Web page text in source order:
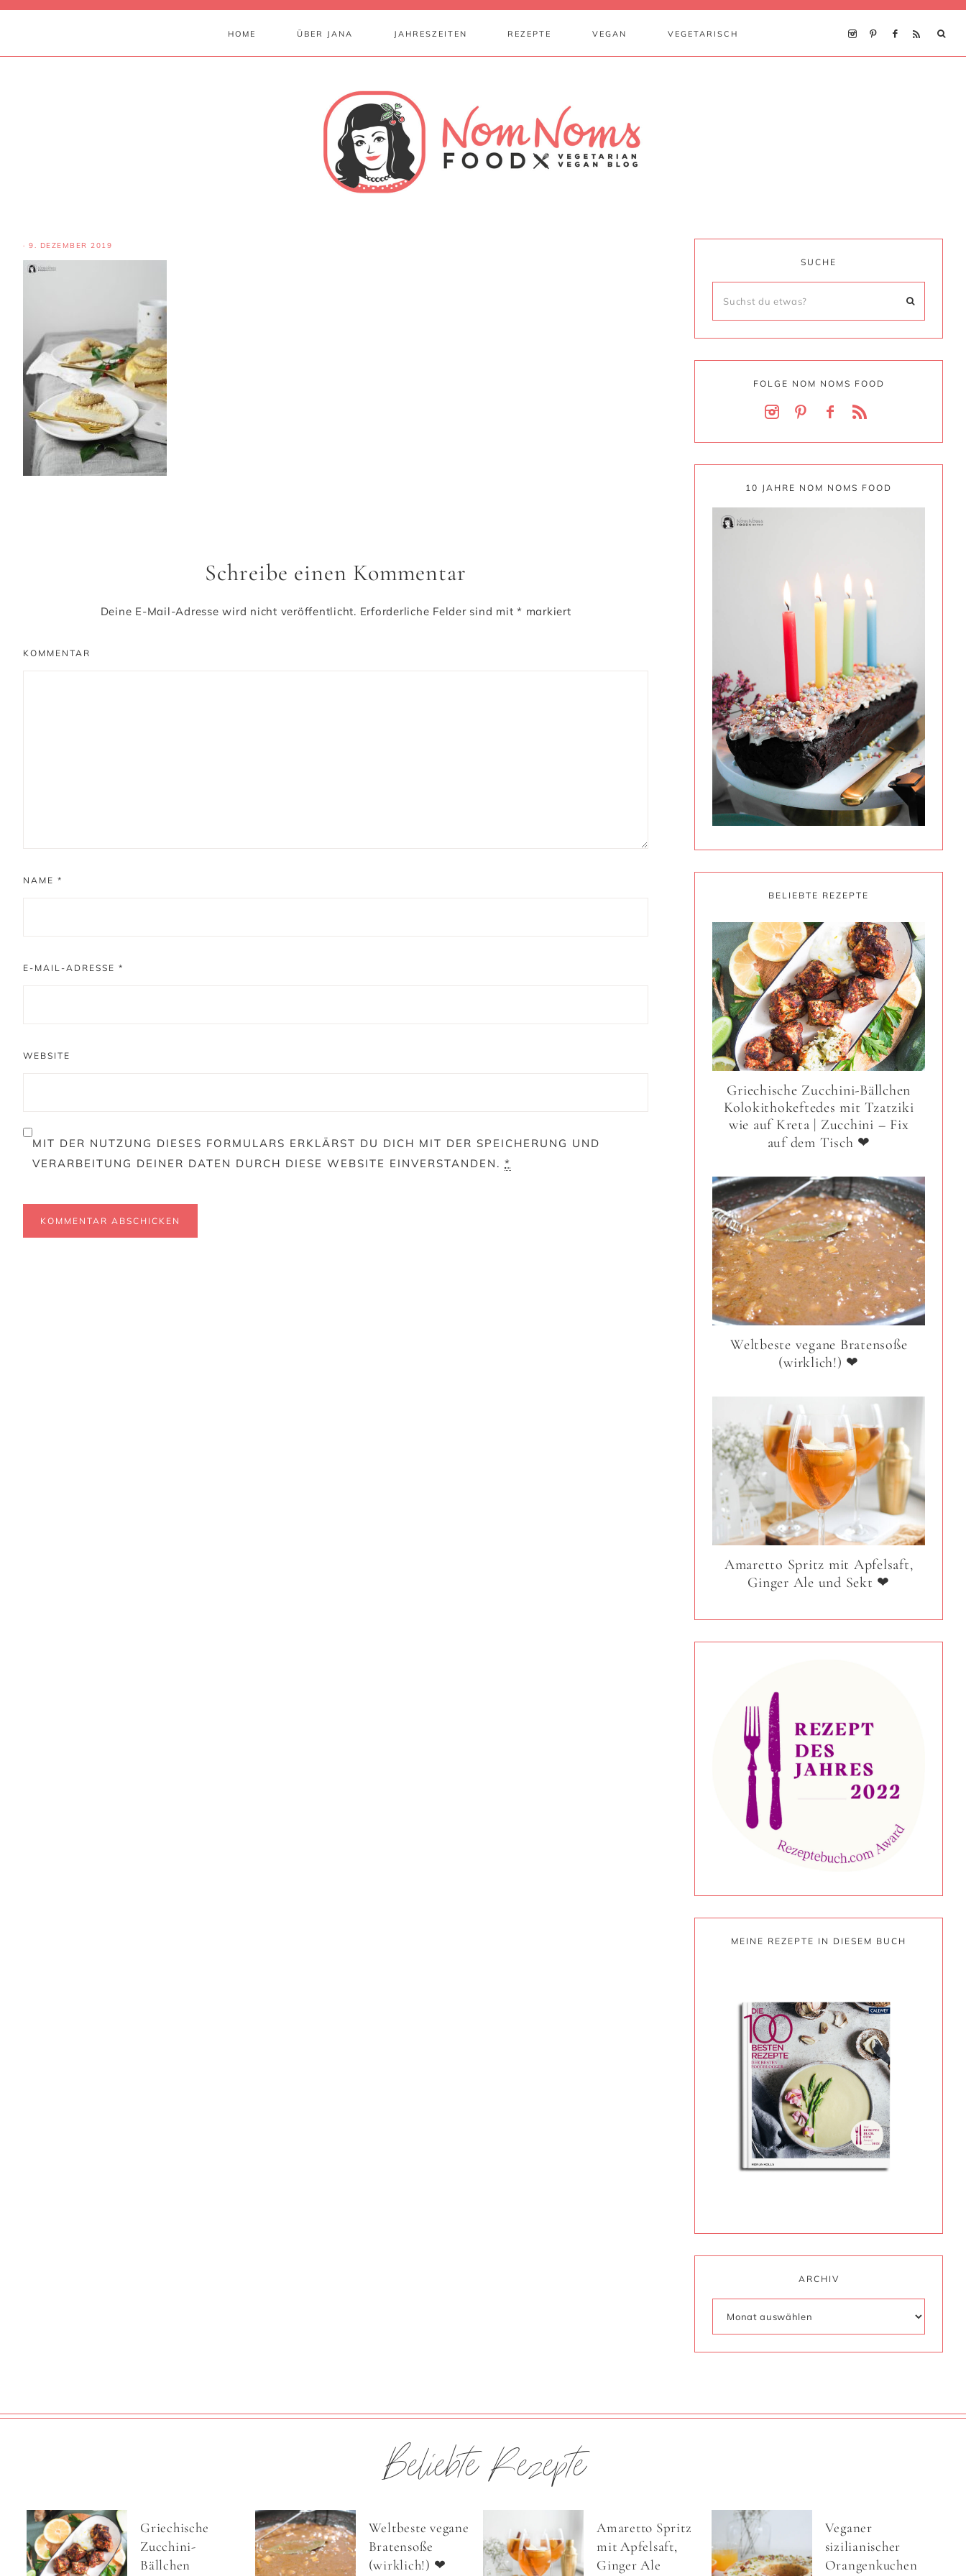
HOME ÜBER JANA JAHRESZEITEN REZEPTE VEGAN VEGETARISCH
· 9. DEZEMBER 2019
Schreibe einen Kommentar
Deine E-Mail-Adresse wird nicht veröffentlicht. Erforderliche Felder sind mit* markiert
KOMMENTAR
NAME *
E-MAIL-ADRESSE *
WEBSITE
MIT DER NUTZUNG DIESES FORMULARS ERKLÄRST DU DICH MIT DER SPEICHERUNG UND
VERARBEITUNG DEINER DATEN DURCH DIESE WEBSITE EINVERSTANDEN. *
SUCHE
FOLGE NOM NOMS FOOD
10 JAHRE NOM NOMS FOOD
BELIEBTE REZEPTE
Griechische Zucchini-Bällchen
Kolokithokeftedes mit Tzatziki
wie auf Kreta | Zucchini – Fix
auf dem Tisch ❤
Weltbeste vegane Bratensoße
(wirklich!) ❤
Amaretto Spritz mit Apfelsaft,
Ginger Ale und Sekt ❤
MEINE REZEPTE IN DIESEM BUCH
ARCHIV
Beliebte Rezepte
Griechische
Zucchini-
Bällchen
Weltbeste vegane
Bratensoße
(wirklich!) ❤
Amaretto Spritz
mit Apfelsaft,
Ginger Ale
Veganer
sizilianischer
Orangenkuchen